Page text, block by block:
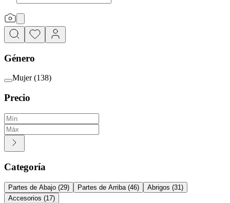
Género
Mujer (138)
Precio
Categoría
Partes de Abajo (29) Partes de Arriba (46) Abrigos (31)
Accesorios (17)